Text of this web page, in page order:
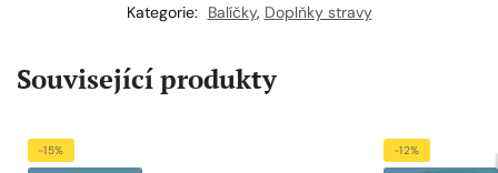
Kategorie:
Balíčky, Doplňky stravy
Související produkty
-15% -12%